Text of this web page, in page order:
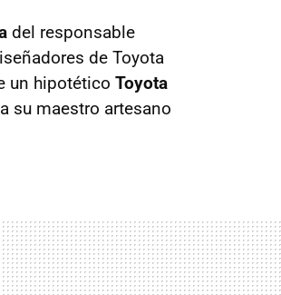
del responsable
de Toyota
un hipotético Toyota
su maestro artesano